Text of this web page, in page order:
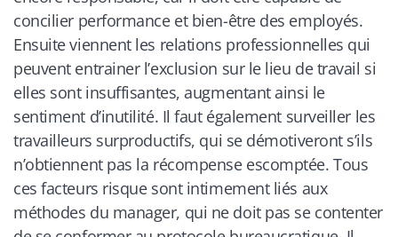
concilier performance et bien-être des employés.
Ensuite viennent les relations professionnelles qui
peuvent entrainer l’exclusion sur le lieu de travail si
elles sont insuffisantes, augmentant ainsi le
sentiment d’inutilité. Il faut également surveiller les
travailleurs surproductifs, qui se démotiveront s’ils
n’obtiennent pas la récompense escomptée. Tous
ces facteurs risque sont intimement liés aux
méthodes du manager, qui ne doit pas se contenter